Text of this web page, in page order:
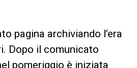
pagina archiviando l’era
Dopo il comunicato
pomeriggio è iniziata